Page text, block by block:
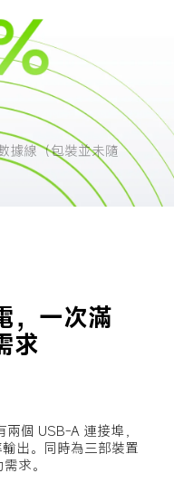
據線（包裝並未隨
，一次滿
求
個 USB-A 連接埠，
出。同時為三部裝置
求。